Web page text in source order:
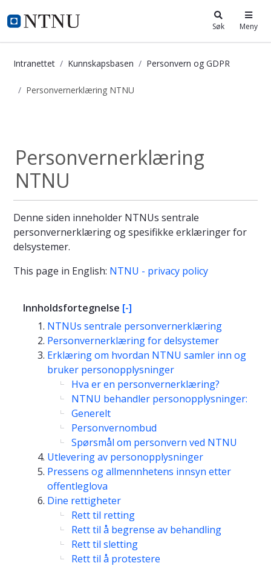
i.ntnu.no Søk Meny
Intranettet Kunnskapsbasen Personvern og GDPR
Personvernerklæring NTNU
Personvernerklæring
NTNU
Denne siden inneholder NTNUs sentrale
personvernerklæring og spesifikke erklæringer for
delsystemer.
This page in English: NTNU - privacy policy
Innholdsfortegnelse [-]
NTNUs sentrale personvernerklæring
Personvernerklæring for delsystemer
Erklæring om hvordan NTNU samler inn og
bruker personopplysninger
Hva er en personvernerklæring?
NTNU behandler personopplysninger:
Generelt
Personvernombud
Spørsmål om personvern ved NTNU
Utlevering av personopplysninger
Pressens og allmennhetens innsyn etter
offentleglova
Dine rettigheter
Rett til retting
Rett til å begrense av behandling
Rett til sletting
Rett til å protestere